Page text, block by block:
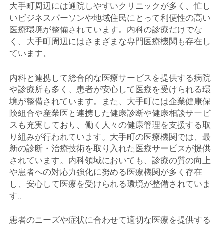
大手町周辺には通院しやすいクリニックが多く、忙し
いビジネスパーソンや地域住民にとって利便性の高い
医療環境が整備されています。内科の診療だけでな
く、大手町周辺にはさまざまな専門医療機関も存在し
ています。
内科と連携して総合的な医療サービスを提供する病院
や診療所も多く、患者が安心して医療を受けられる環
境が整備されています。また、大手町には企業健康保
険組合や産業医と連携した健康診断や健康相談サービ
スも充実しており、働く人々の健康管理を支援する取
り組みが行われています。大手町の医療機関では、最
新の診断・治療技術を取り入れた医療サービスが提供
されています。内科領域においても、診療の質の向上
や患者への対応力強化に努める医療機関が多く存在
し、安心して医療を受けられる環境が整備されていま
す。
患者のニーズや症状に合わせて適切な医療を提供する